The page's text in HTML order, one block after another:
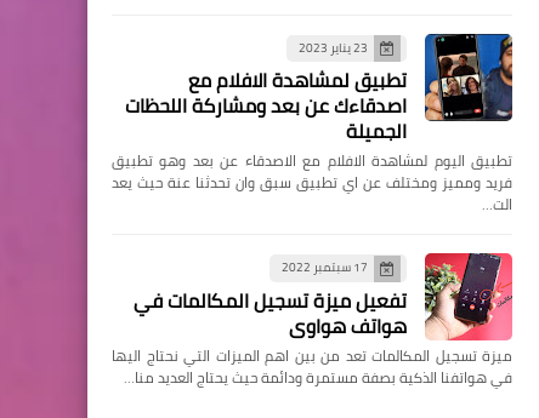
23 يناير 2023
تطبيق لمشاهدة الافلام مع
اصدقاءك عن بعد ومشاركة اللحظات
الجميلة
تطبيق اليوم لمشاهدة الافلام مع الاصدقاء عن بعد وهو تطبيق
فريد ومميز ومختلف عن اي تطبيق سبق وان تحدثنا عنة حيث يعد
الت…
17 سبتمبر 2022
تفعيل ميزة تسجيل المكالمات في
هواتف هواوي
ميزة تسجيل المكالمات تعد من بين اهم الميزات التي نحتاج اليها
في هواتفنا الذكية بصفة مستمرة ودائمة حيث يحتاج العديد منا…